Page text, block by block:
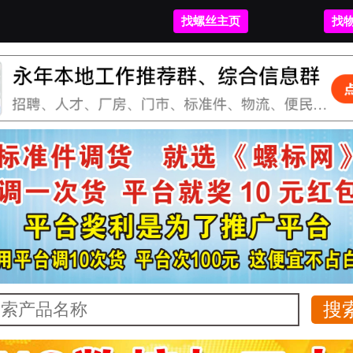
找螺丝主页 找